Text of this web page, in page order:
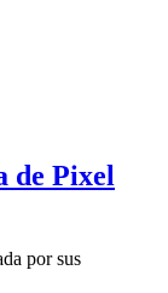
de Pixel
por sus